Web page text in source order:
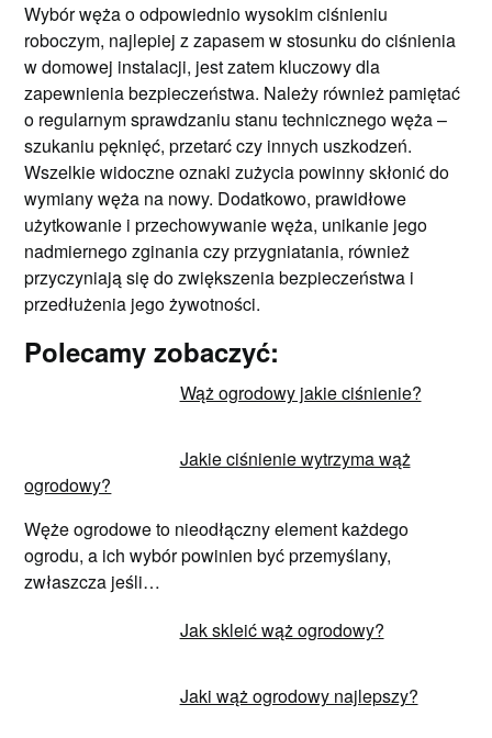
Wybór węża o odpowiednio wysokim ciśnieniu
roboczym, najlepiej z zapasem w stosunku do ciśnienia
w domowej instalacji, jest zatem kluczowy dla
zapewnienia bezpieczeństwa. Należy również pamiętać
o regularnym sprawdzaniu stanu technicznego węża –
szukaniu pęknięć, przetarć czy innych uszkodzeń.
Wszelkie widoczne oznaki zużycia powinny skłonić do
wymiany węża na nowy. Dodatkowo, prawidłowe
użytkowanie i przechowywanie węża, unikanie jego
nadmiernego zginania czy przygniatania, również
przyczyniają się do zwiększenia bezpieczeństwa i
przedłużenia jego żywotności.
Polecamy zobaczyć:
Wąż ogrodowy jakie ciśnienie?
Jakie ciśnienie wytrzyma wąż
ogrodowy?
Węże ogrodowe to nieodłączny element każdego
ogrodu, a ich wybór powinien być przemyślany,
zwłaszcza jeśli…
Jak skleić wąż ogrodowy?
Jaki wąż ogrodowy najlepszy?